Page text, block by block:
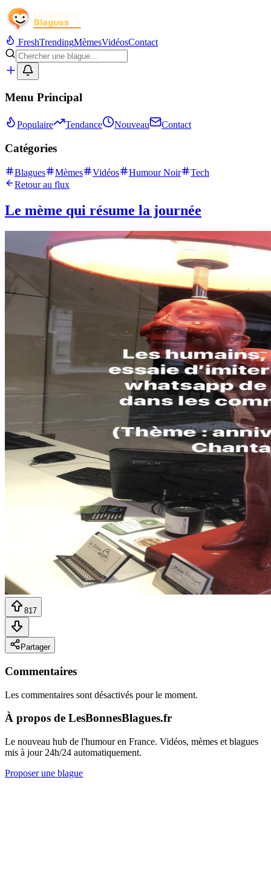
FreshTrendingMèmesVidéosContact
Menu Principal
Populaire Tendance Nouveau Contact
Catégories
Blagues Mèmes Vidéos Humour Noir
Tech
Retour au flux
Le mème qui résume la journée
817
Partager
Commentaires
Les commentaires sont désactivés pour le moment.
À propos de LesBonnesBlagues.fr
Le nouveau hub de l'humour en France. Vidéos, mèmes et blagues
mis à jour 24h/24 automatiquement.
Proposer une blague